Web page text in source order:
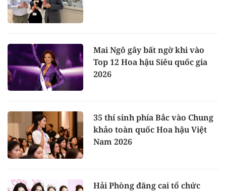
Mai Ngô gây bất ngờ khi vào
Top 12 Hoa hậu Siêu quốc gia
2026
35 thí sinh phía Bắc vào Chung
khảo toàn quốc Hoa hậu Việt
Nam 2026
Hải Phòng đăng cai tổ chức